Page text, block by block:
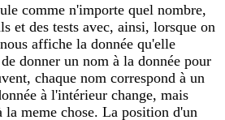
comme n'importe quel nombre,
et des tests avec, ainsi, lorsque on
affiche la donnée qu'elle
donner un nom à la donnée pour
chaque nom correspond à un
à l'intérieur change, mais
la meme chose. La position d'un